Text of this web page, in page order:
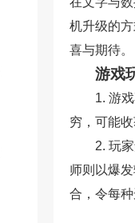
机升级的
喜与期待。
游戏
1. 游
穷，可能
2. 玩
师则以爆
合，令每种